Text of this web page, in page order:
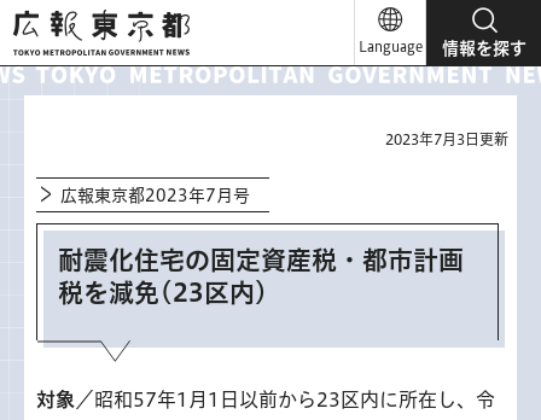
広報東京都
Language 情報を探す
2023年7月3日更新
広報東京都2023年7月号
耐震化住宅の固定資産税・都市計画
税を減免(23区内)
対象 ／昭和57年1月1日以前から23区内に所在し、令